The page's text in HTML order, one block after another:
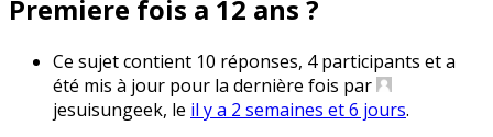
Premiere fois a 12 ans ?
Ce sujet contient 10 réponses, 4 participants et a
été mis à jour pour la dernière fois par
jesuisungeek, le il y a 2 semaines et 6 jours.